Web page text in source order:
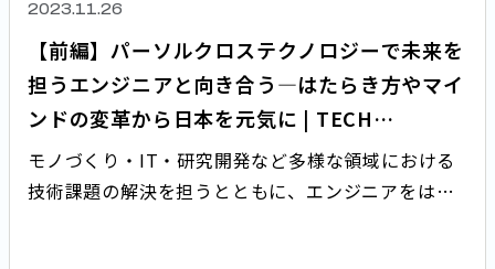
2023.11.26
【前編】パーソルクロステクノロジーで未来を
担うエンジニアと向き合う―はたらき方やマイ
ンドの変革から日本を元気に | TECH
DOOR（テックドア）
モノづくり・IT・研究開発など多様な領域における
技術課題の解決を担うとともに、エンジニアをはじ